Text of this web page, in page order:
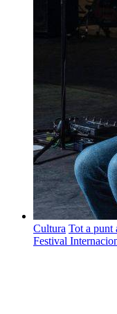
Cultura Tot a punt
Festival